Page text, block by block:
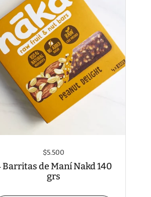
$5.500
Barritas de Maní Nakd 140
grs